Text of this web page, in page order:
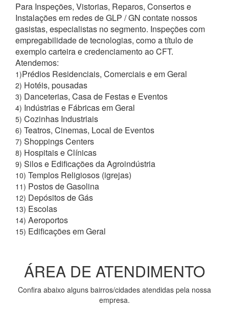
Para Inspeções, Vistorias, Reparos, Consertos e
Instalações em redes de GLP / GN contate nossos
gasistas, especialistas no segmento. Inspeções com
empregabilidade de tecnologias, como a título de
exemplo carteira e credenciamento ao CFT.
Atendemos:
1)Prédios Residenciais, Comerciais e em Geral
2) Hotéis, pousadas
3) Danceterias, Casa de Festas e Eventos
4) Indústrias e Fábricas em Geral
5) Cozinhas Industriais
6) Teatros, Cinemas, Local de Eventos
7) Shoppings Centers
8) Hospitais e Clínicas
9) Silos e Edificações da Agroindústria
10) Templos Religiosos (igrejas)
11) Postos de Gasolina
12) Depósitos de Gás
13) Escolas
14) Aeroportos
15) Edificações em Geral
ÁREA DE ATENDIMENTO
Confira abaixo alguns bairros/cidades atendidas pela nossa
empresa.